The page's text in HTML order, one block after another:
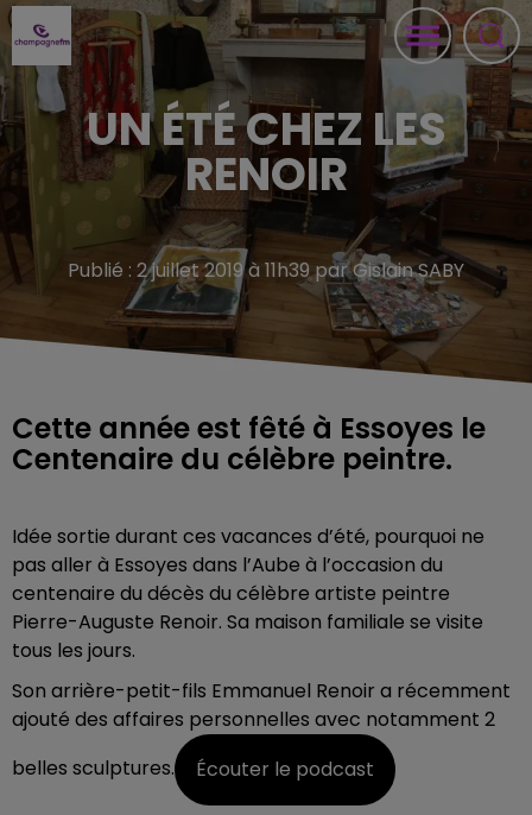
UN ÉTÉ CHEZ LES
RENOIR
Publié : 2 juillet 2019 à 11h39 par Gislain SABY
Cette année est fêté à Essoyes le
Centenaire du célèbre peintre.
Idée sortie durant ces vacances d’été, pourquoi ne
pas aller à Essoyes dans l’Aube à l’occasion du
centenaire du décès du célèbre artiste peintre
Pierre-Auguste Renoir. Sa maison familiale se visite
tous les jours.
Son arrière-petit-fils Emmanuel Renoir a récemment
ajouté des affaires personnelles avec notamment 2
belles sculptures.
Écouter le podcast